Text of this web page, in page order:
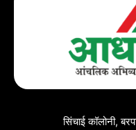
सिंचाई कॉलोनी,